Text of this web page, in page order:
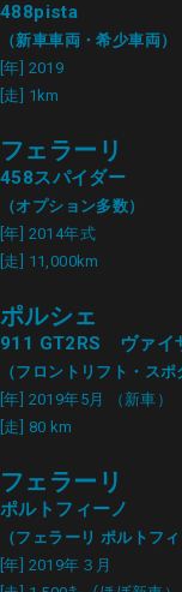
488pista
（新車車両・希少車両）
[年] 2019
[走] 1km
フェラーリ
458スパイダー
（オプション多数）
[年] 2014年式
[走] 11,000km
ポルシェ
911 GT2RS ヴァイ
（フロントリフト・ス
[年] 2019年5月 （新車）
[走] 80 km
フェラーリ
ポルトフィーノ
（フェラーリ ポルト
[年] 2019年３月